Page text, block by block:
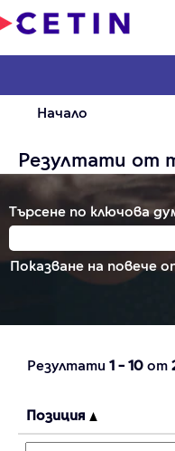
Начало
Резултати от
Търсене по ключова
Показване на повече
Резултати 1 – 10 от
Позиция